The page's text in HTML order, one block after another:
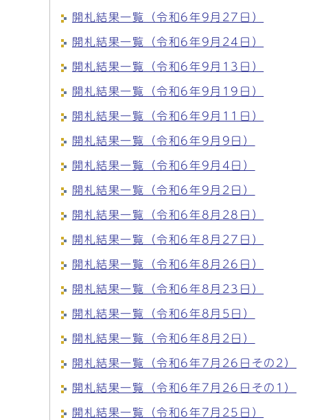
開札結果一覧（令和6年9月27日）
開札結果一覧（令和6年9月24日）
開札結果一覧（令和6年9月13日）
開札結果一覧（令和6年9月19日）
開札結果一覧（令和6年9月11日）
開札結果一覧（令和6年9月9日）
開札結果一覧（令和6年9月4日）
開札結果一覧（令和6年9月2日）
開札結果一覧（令和6年8月28日）
開札結果一覧（令和6年8月27日）
開札結果一覧（令和6年8月26日）
開札結果一覧（令和6年8月23日）
開札結果一覧（令和6年8月5日）
開札結果一覧（令和6年8月2日）
開札結果一覧（令和6年7月26日その2）
開札結果一覧（令和6年7月26日その1）
開札結果一覧（令和6年7月25日）